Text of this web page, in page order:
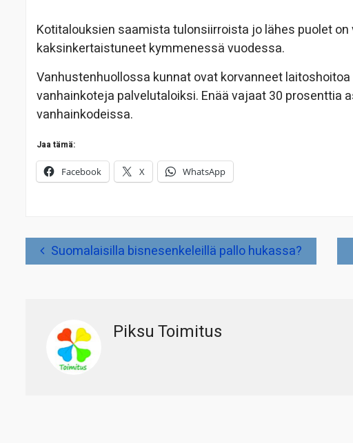
Kotitalouksien saamista tulonsiirroista jo lähes puolet
kaksinkertaistuneet kymmenessä vuodessa.
Vanhustenhuollossa kunnat ovat korvanneet
vanhainkoteja palvelutaloiksi. Enää vajaat 30
vanhainkodeissa.
Jaa tämä:
Facebook X WhatsApp
Artikkelien
selausSuomalaisilla bisnesenkeleillä pallo hukassa?
Piksu Toimitus